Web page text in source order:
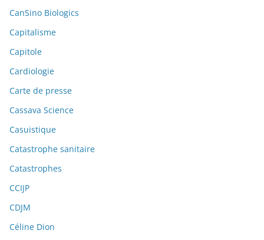
CanSino Biologics
Capitalisme
Capitole
Cardiologie
Carte de presse
Cassava Science
Casuistique
Catastrophe sanitaire
Catastrophes
CCIJP
CDJM
Céline Dion